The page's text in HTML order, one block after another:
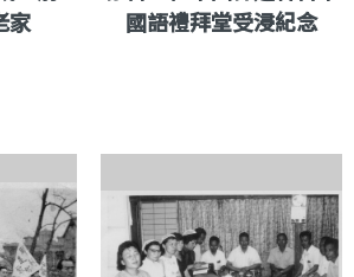
家
國語禮拜堂受浸紀念